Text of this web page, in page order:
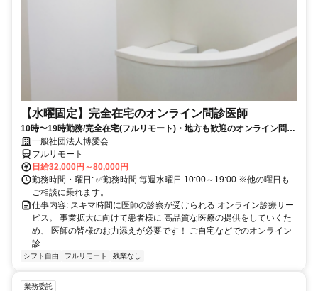
【水曜固定】完全在宅のオンライン問診医師
10時〜19時勤務/完全在宅(フルリモート)・地方も歓迎のオンライン問診
業務一般社団法人博愛会
フルリモート
日給32,000円～80,000円
勤務時間・曜日: ✅勤務時間 毎週水曜日 10:00～19:00 ※他の曜日も
ご相談に乗れます。
仕事内容: スキマ時間に医師の診察が受けられる オンライン診療サー
ビス。 事業拡大に向けて患者様に 高品質な医療の提供をしていくた
め、 医師の皆様のお力添えが必要です！ ご自宅などでのオンライン
診...
シフト自由 フルリモート 残業なし
業務委託